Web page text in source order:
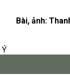
Bài, ảnh:
Ý